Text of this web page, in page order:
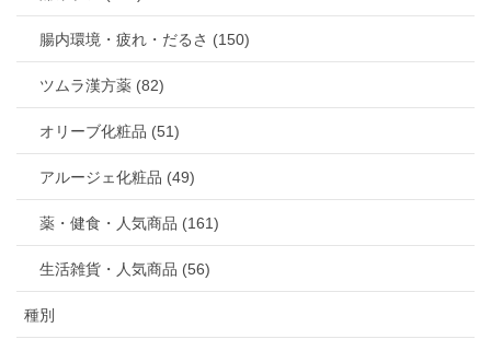
腸内環境・疲れ・だるさ (150)
ツムラ漢方薬 (82)
オリーブ化粧品 (51)
アルージェ化粧品 (49)
薬・健食・人気商品 (161)
生活雑貨・人気商品 (56)
種別